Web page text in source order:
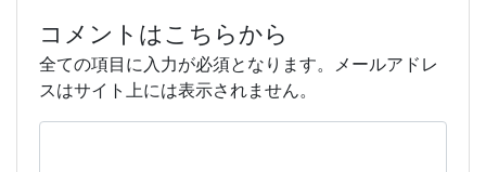
コメントはこちらから
全ての項目に入力が必須となります。メールアドレ
スはサイト上には表示されません。